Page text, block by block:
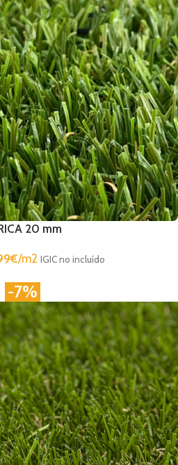
20 mm
€/m2 IGIC no incluído
-7%